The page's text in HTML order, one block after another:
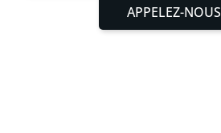
APPELEZ-NOUS